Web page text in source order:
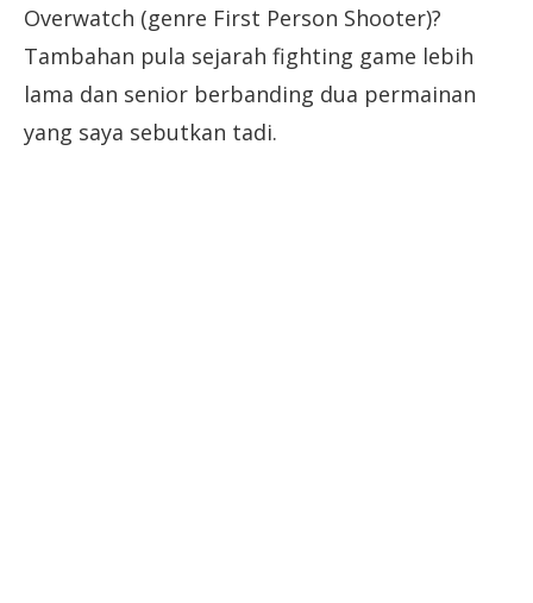
Overwatch (genre First Person Shooter)?
Tambahan pula sejarah fighting game lebih
lama dan senior berbanding dua permainan
yang saya sebutkan tadi.